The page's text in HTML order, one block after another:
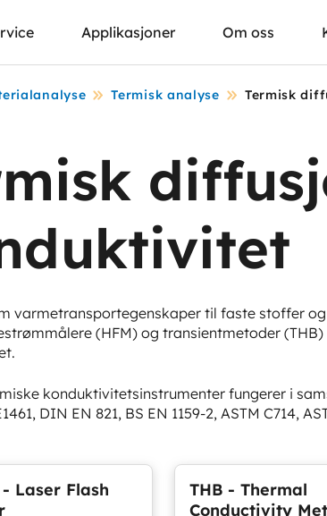
Applikasjoner Om oss
Termisk analyse Termisk
varmetransportegenskaper til faste stoffer
(HFM) og transientmetoder
konduktivitetsinstrumenter fungerer i
DIN EN 821, BS EN 1159-2, ASTM C714,
- Laser Flash
THB - Thermal
Conductivity